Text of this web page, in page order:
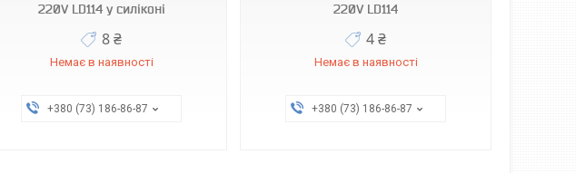
220V LD114 у силіконі
8 ₴
Немає в наявності
+380 (73) 186-86-87
220V LD114
4 ₴
Немає в наявності
+380 (73) 186-86-87